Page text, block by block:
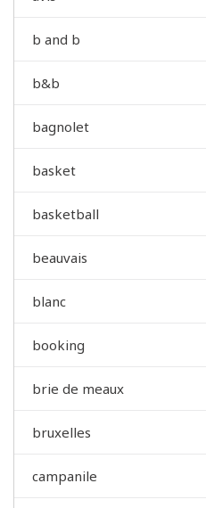
b and b
b&b
bagnolet
basket
basketball
beauvais
blanc
booking
brie de meaux
bruxelles
campanile